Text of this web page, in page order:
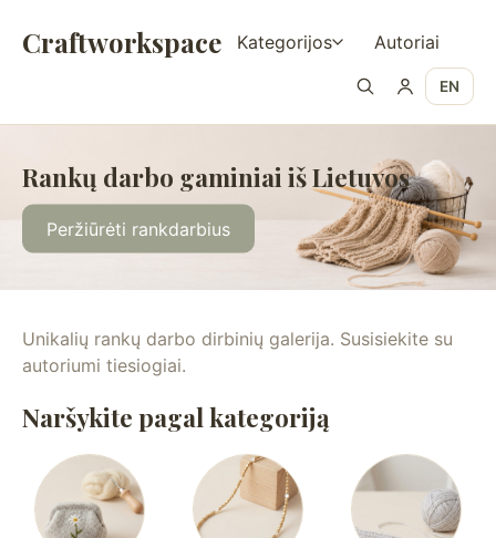
Craftworkspace Kategorijos Autoriai
EN
Rankų darbo gaminiai iš Lietuvos
Peržiūrėti rankdarbius
Unikalių rankų darbo dirbinių galerija. Susisiekite su
autoriumi tiesiogiai.
Naršykite pagal kategoriją